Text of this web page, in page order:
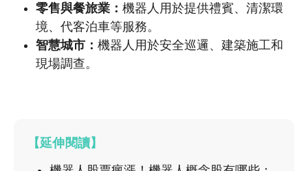
零售與餐旅業： 機器人用於提供禮賓、清潔環
境、代客泊車等服務。
智慧城市： 機器人用於安全巡邏、建築施工和
現場調查。
【延伸閱讀】